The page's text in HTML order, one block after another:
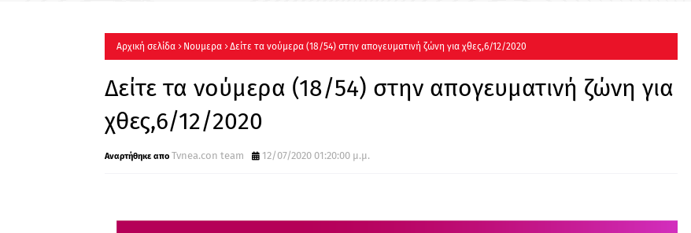
Αρχική σελίδα Νουμερα Δείτε τα νούμερα (18/54) στην απογευματινή ζώνη για χθες,6/12/2020
Δείτε τα νούμερα (18/54) στην απογευματινή ζώνη για
χθες,6/12/2020
Tvnea.con team 12/07/2020 01:20:00 μ.μ.